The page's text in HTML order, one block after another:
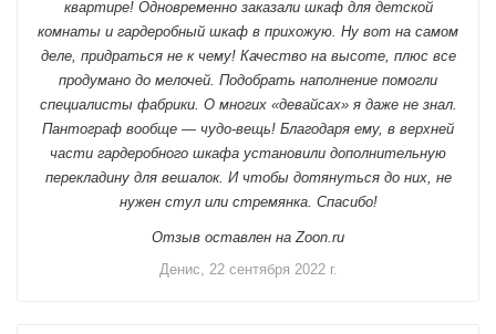
квартире! Одновременно заказали шкаф для детской
комнаты и гардеробный шкаф в прихожую. Ну вот на самом
деле, придраться не к чему! Качество на высоте, плюс все
продумано до мелочей. Подобрать наполнение помогли
специалисты фабрики. О многих «девайсах» я даже не знал.
Пантограф вообще — чудо-вещь! Благодаря ему, в верхней
части гардеробного шкафа установили дополнительную
перекладину для вешалок. И чтобы дотянуться до них, не
нужен стул или стремянка. Спасибо!
Отзыв оставлен на Zoon.ru
Денис, 22 сентября 2022 г.